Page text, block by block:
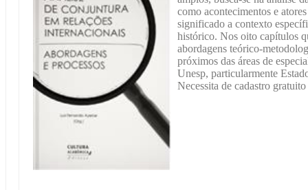
como acontecimentos e
significado a contexto
histórico. Nos oito capítulos
abordagens teórico-
próximos das áreas de
Unesp, particularmente
Necessita de cadastro